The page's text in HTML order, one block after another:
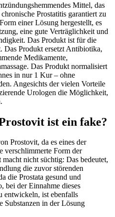
Mittel, das
Prostatitis garantiert zu
einer Lösung hergestellt, es
eine gute Verträglichkeit und
Das Produkt ist für die
Das Produkt ersetzt Antibiotika,
Medikamente,
Das Produkt normalisiert
in nur 1 Kur – ohne
Angesichts der vielen Vorteile
Urologen die Möglichkeit,
ist ein fake?
Prostovit, da es eines der
verschlimmerte Form der
nicht süchtig: Das bedeutet,
die zuvor störenden
die Prostata gesund und
bei der Einnahme dieses
entwickeln, ist ebenfalls
Substanzen in der Lösung